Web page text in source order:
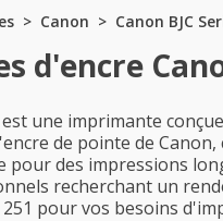
Canon Canon BJC
d'encre
est une imprimante
de pointe de
pour des impressions
recherchant un
251 pour vos besoins